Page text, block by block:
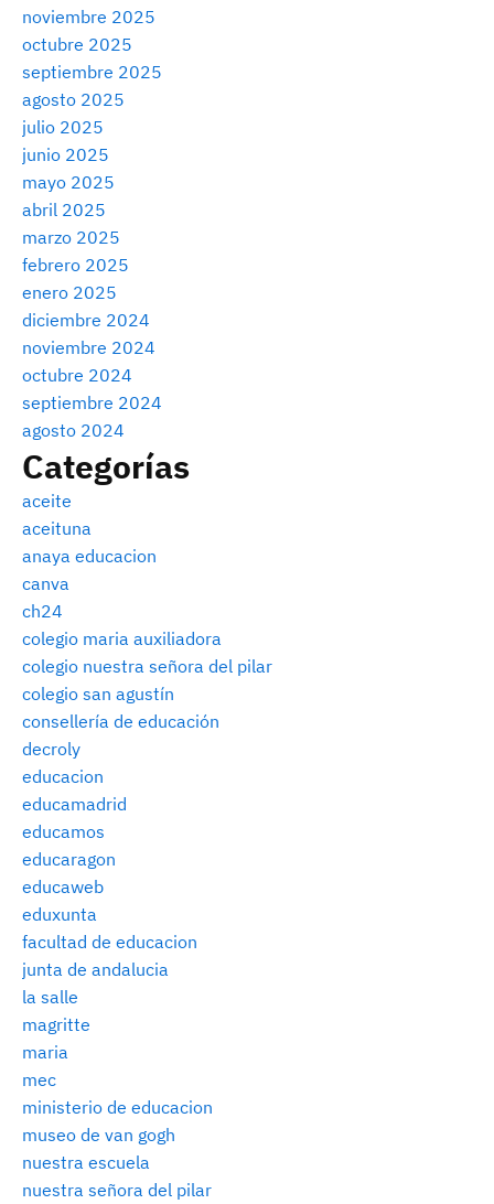
noviembre 2025
octubre 2025
septiembre 2025
agosto 2025
julio 2025
junio 2025
mayo 2025
abril 2025
marzo 2025
febrero 2025
enero 2025
diciembre 2024
noviembre 2024
octubre 2024
septiembre 2024
agosto 2024
Categorías
aceite
aceituna
anaya educacion
canva
ch24
colegio maria auxiliadora
colegio nuestra señora del pilar
colegio san agustín
consellería de educación
decroly
educacion
educamadrid
educamos
educaragon
educaweb
eduxunta
facultad de educacion
junta de andalucia
la salle
magritte
maria
mec
ministerio de educacion
museo de van gogh
nuestra escuela
nuestra señora del pilar